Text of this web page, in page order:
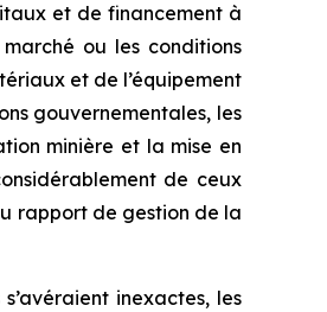
et de financement à
ou les conditions
et de l’équipement
gouvernementales, les
minière et la mise en
de ceux
rapport de gestion de la
inexactes, les